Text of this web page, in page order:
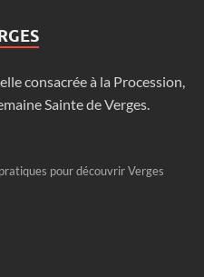
consacrée à la Procession,
Sainte de Verges.
pour découvrir Verges